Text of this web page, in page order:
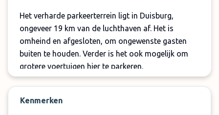
Het verharde parkeerterrein ligt in Duisburg,
ongeveer 19 km van de luchthaven af. Het is
omheind en afgesloten, om ongewenste gasten
buiten te houden. Verder is het ook mogelijk om
grotere voertuigen hier te parkeren.
Belangrijk:
Kenmerken